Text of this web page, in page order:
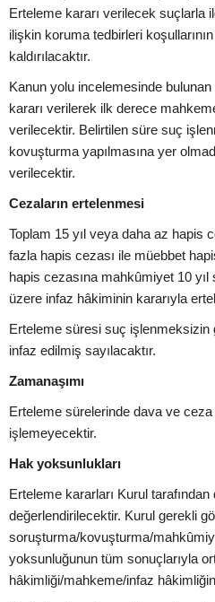
Erteleme kararı verilecek suçlarla
ilişkin koruma tedbirleri
kaldırılacaktır.
Kanun yolu incelemesinde
kararı verilerek ilk derece
verilecektir. Belirtilen süre suç
kovuşturma yapılmasına yer
verilecektir.
Cezaların ertelenmesi
Toplam 15 yıl veya daha az hapis
fazla hapis cezası ile müebbet
hapis cezasına mahkûmiyet 10
üzere infaz hâkiminin kararıyla
Erteleme süresi suç işlenmeksizin
infaz edilmiş sayılacaktır.
Zamanaşımı
Erteleme sürelerinde dava ve ceza
işlemeyecektir.
Hak yoksunlukları
Erteleme kararları Kurul
değerlendirilecektir. Kurul gerekli
soruşturma/kovuşturma/
yoksunluğunun tüm sonuçlarıyla
hâkimliği/mahkeme/infaz